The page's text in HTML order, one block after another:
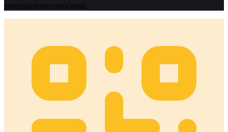
procesamiento emocional.